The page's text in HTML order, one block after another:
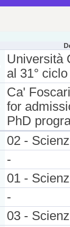
Università
al 31°
Ca'
for
PhD
02 -
-
01 -
-
03 -